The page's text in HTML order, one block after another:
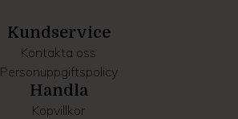
Kundservice
Kontakta oss
Personuppgiftspolicy
Handla
Köpvillkor